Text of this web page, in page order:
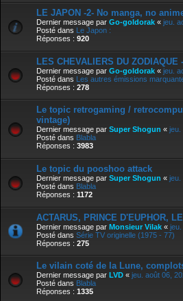
LE JAPON -2- No manga, no
Dernier message par Go-goldorak « jeu.
Posté dans Le Japon :
Réponses : 920
LES CHEVALIERS DU
Dernier message par Go-goldorak « jeu.
Posté dans Les autres émissions
Réponses : 278
Le topic retrogaming /
vintage)
Dernier message par Super Shogun « jeu.
Posté dans Blabla
Réponses : 3983
Le topic du pooshoo attack
Dernier message par Super Shogun « jeu.
Posté dans Blabla
Réponses : 1172
ACTARUS, PRINCE D'EUPHOR,
Dernier message par Monsieur Vilak «
Posté dans Série TV originelle (1975 - 77)
Réponses : 275
Le vilain coté de la Lune,
Dernier message par LVD « jeu. août 06,
Posté dans Blabla
Réponses : 1335